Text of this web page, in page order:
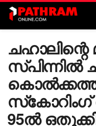
ചഹാലിന്റെ
സ്പിന്നിൽ
സ്‌കോറിംഗ്
95ൽ